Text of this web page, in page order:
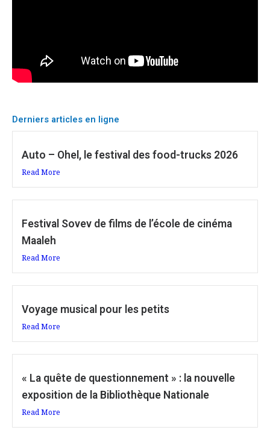
Derniers articles en ligne
Auto – Ohel, le festival des food-trucks 2026
Read More
Festival Sovev de films de l’école de cinéma
Maaleh
Read More
Voyage musical pour les petits
Read More
« La quête de questionnement » : la nouvelle
exposition de la Bibliothèque Nationale
Read More